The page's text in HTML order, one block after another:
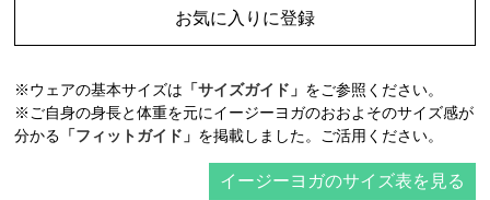
お気に入りに登録
※ウェアの基本サイズは 「サイズガイド」 をご参照ください。
※ご自身の身長と体重を元にイージーヨガのおおよそのサイズ感が
分かる 「フィットガイド」 を掲載しました。ご活用ください。
イージーヨガのサイズ表を見る